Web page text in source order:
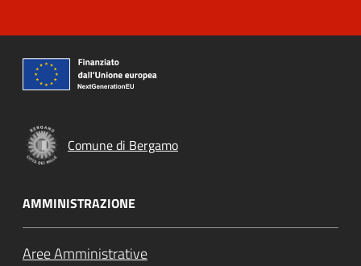
Comune di Bergamo
AMMINISTRAZIONE
Aree Amministrative